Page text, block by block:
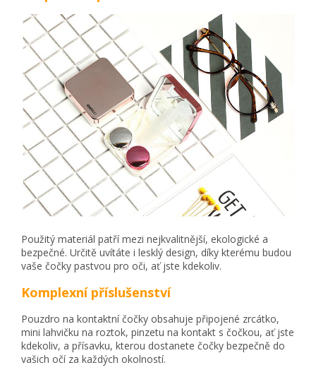
Použitý materiál patří mezi nejkvalitnější, ekologické a
bezpečné. Určitě uvítáte i lesklý design, díky kterému budou
vaše čočky pastvou pro oči, ať jste kdekoliv.
Komplexní příslušenství
Pouzdro na kontaktní čočky obsahuje připojené zrcátko,
mini lahvičku na roztok, pinzetu na kontakt s čočkou, ať jste
kdekoliv, a přísavku, kterou dostanete čočky bezpečně do
vašich očí za každých okolností.